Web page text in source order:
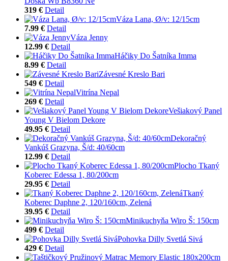
319 € Detail
Váza Lana, Ø/v: 12/15cm
7.99 € Detail
Váza Jenny
12.99 € Detail
Háčiky Do Šatníka Imma
8.99 € Detail
Závesné Kreslo Bari
549 € Detail
Vitrína Nepal
269 € Detail
Vešiakový Panel
Young V Bielom Dekore
49.95 € Detail
Dekoračný
Vankúš Grazyna, Š/d: 40/60cm
12.99 € Detail
Plocho Tkaný
Koberec Edessa 1, 80/200cm
29.95 € Detail
Tkaný
Koberec Daphne 2, 120/160cm, Zelená
39.95 € Detail
Minikuchyňa Wiro Š: 150cm
499 € Detail
Pohovka Dilly Svetlá Sivá
429 € Detail